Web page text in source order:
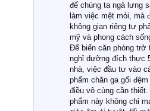
để chúng ta ngả lưng
làm việc mệt mỏi, mà
không gian riêng tư
mỹ và phong cách
Để biến căn phòng trở
nghỉ dưỡng đích thực
nhà, việc đầu tư vào
phẩm chăn ga gối
điều vô cùng cần
phẩm này không chỉ